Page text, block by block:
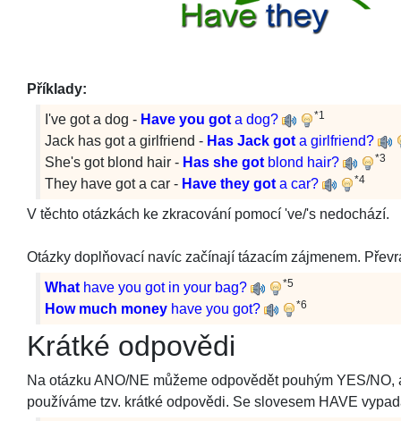
Příklady:
I've got a dog - Have you got a dog? *1
Jack has got a girlfriend - Has Jack got a girlfriend?
She's got blond hair - Has she got blond hair? *3
They have got a car - Have they got a car? *4
V těchto otázkách ke zkracování pomocí 've/'s nedochází.
Otázky doplňovací navíc začínají tázacím zájmenem.
What have you got in your bag? *5
How much money have you got? *6
Krátké odpovědi
Na otázku ANO/NE můžeme odpovědět pouhým YES/
používáme tzv. krátké odpovědi. Se slovesem HAVE